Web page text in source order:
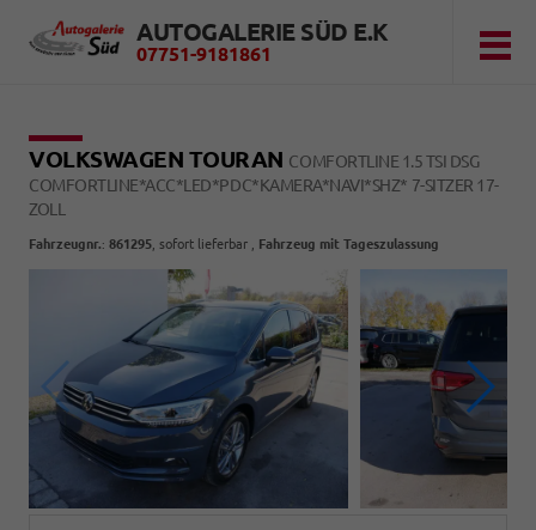
AUTOGALERIE SÜD E.K
07751-9181861
VOLKSWAGEN TOURAN COMFORTLINE 1.5 TSI DSG
COMFORTLINE*ACC*LED*PDC*KAMERA*NAVI*SHZ* 7-SITZER 17-
ZOLL
Fahrzeugnr.: 861295 sofort lieferbar Fahrzeug mit Tageszulassung